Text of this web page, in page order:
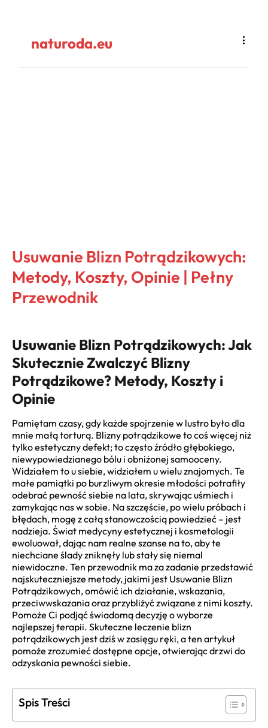
naturoda.eu
Usuwanie Blizn Potrądzikowych:
Metody, Koszty, Opinie | Pełny
Przewodnik
Usuwanie Blizn Potrądzikowych: Jak
Skutecznie Zwalczyć Blizny
Potrądzikowe? Metody, Koszty i
Opinie
Pamiętam czasy, gdy każde spojrzenie w lustro było dla
mnie małą torturą. Blizny potrądzikowe to coś więcej niż
tylko estetyczny defekt; to często źródło głębokiego,
niewypowiedzianego bólu i obniżonej samooceny.
Widziałem to u siebie, widziałem u wielu znajomych. Te
małe pamiątki po burzliwym okresie młodości potrafiły
odebrać pewność siebie na lata, skrywając uśmiech i
zamykając nas w sobie. Na szczęście, po wielu próbach i
błędach, mogę z całą stanowczością powiedzieć – jest
nadzieja. Świat medycyny estetycznej i kosmetologii
ewoluował, dając nam realne szanse na to, aby te
niechciane ślady zniknęły lub stały się niemal
niewidoczne. Ten przewodnik ma za zadanie przedstawić
najskuteczniejsze metody, jakimi jest Usuwanie Blizn
Potrądzikowych, omówić ich działanie, wskazania,
przeciwwskazania oraz przybliżyć związane z nimi koszty.
Pomoże Ci podjąć świadomą decyzję o wyborze
najlepszej terapii. Skuteczne leczenie blizn
potrądzikowych jest dziś w zasięgu ręki, a ten artykuł
pomoże zrozumieć dostępne opcje, otwierając drzwi do
odzyskania pewności siebie.
Spis Treści